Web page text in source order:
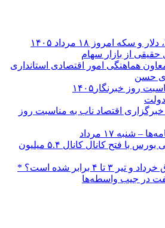
امروز ۱۸ مرداد ۱۴۰۵
هماهنگی امور اقتصادی استانداری
حسن
روز خبرنگار۱۴۰۵
اقتصاد ناب به مناسبت روز
۱۷ مرداد
*رکوردشکنی تاریخی بورس با فتح کانال کانال ۵.۴ میلیون
۴ برابر شده است؟ *
نفت در جیب واسطه‌ها